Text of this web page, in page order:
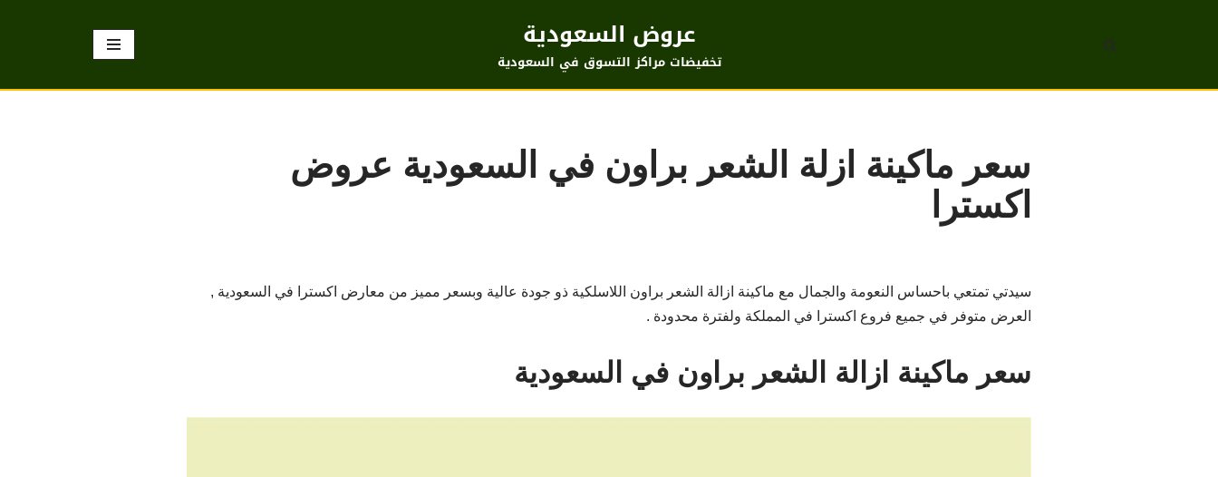
عروض السعودية
تخفيضات مراكز التسوق في السعودية
سعر ماكينة ازلة الشعر براون في السعودية عروض
اكسترا
سيدتي تمتعي باحساس النعومة والجمال مع ماكينة ازالة الشعر براون اللاسلكية ذو جودة عالية وبسعر مميز من معارض اكسترا في السعودية ,
العرض متوفر في جميع فروع اكسترا في المملكة ولفترة محدودة .
سعر ماكينة ازالة الشعر براون في السعودية